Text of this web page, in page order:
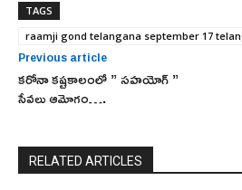
TAGS
raamji gond telangana september 17
Previous article
కరోనా కష్టకాలంలో ” సహయోగ్ ”
సేవలు ఆమోగం….
RELATED ARTICLES